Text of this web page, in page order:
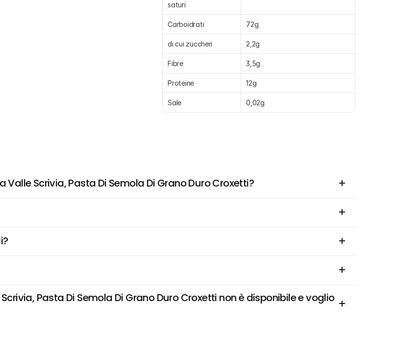
saturi
Carboidrati 72g
di cui zuccheri 2,2g
Fibre 3,5g
Proteine 12g
Sale 0,02g
Scrivia, Pasta Di Semola Di Grano Duro Croxetti?
Pasta Di Semola Di Grano Duro Croxetti non è disponibile e voglio